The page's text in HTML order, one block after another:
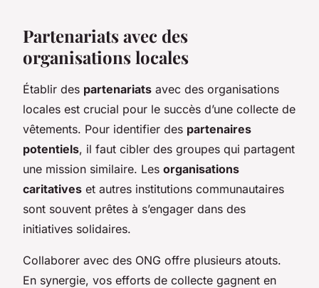
Partenariats avec des
organisations locales
Établir des partenariats avec des organisations
locales est crucial pour le succès d’une collecte de
vêtements. Pour identifier des partenaires
potentiels, il faut cibler des groupes qui partagent
une mission similaire. Les organisations
caritatives et autres institutions communautaires
sont souvent prêtes à s’engager dans des
initiatives solidaires.
Collaborer avec des ONG offre plusieurs atouts.
En synergie, vos efforts de collecte gagnent en